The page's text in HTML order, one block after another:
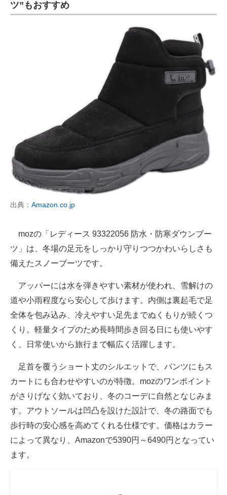
ツ”もおすすめ
出典： Amazon.co.jp
mozの「レディース 93322056 防水・防寒ダウンブー
ツ」は、冬場の足元をしっかり守りつつかわいらしさも
備えたスノーブーツです。
アッパーには水を弾きやすい素材が使われ、雪解けの
道や小雨程度なら安心して歩けます。内側は裏起毛で足
全体を包み込み、冷えやすい足先までぬくもりが続くつ
くり。軽量タイプのため長時間歩き回る日にも使いやす
く、日常使いから旅行まで幅広く活躍します。
足首を覆うショート丈のシルエットで、パンツにもス
カートにも合わせやすいのが特徴。mozのワンポイント
がさりげなく効いており、冬のコーデに自然となじみま
す。アウトソールは凹凸を設けた設計で、冬の路面でも
歩行時の安心感を高めてくれる仕様です。価格はカラー
によって異なり、Amazonで5390円～6490円となってい
ます。